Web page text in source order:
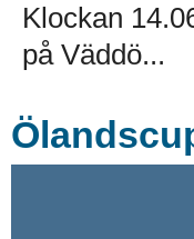
Klockan
på Väddö...